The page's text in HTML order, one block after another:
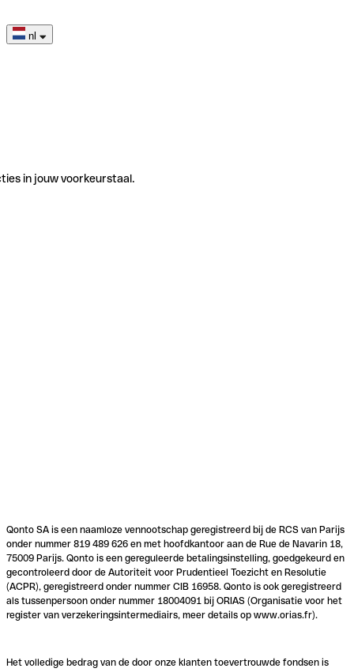
nl
in jouw voorkeurstaal.
Qonto SA is een naamloze vennootschap geregistreerd bij de RCS van Parijs
onder nummer 819 489 626 en met hoofdkantoor aan de Rue de Navarin 18,
75009 Parijs. Qonto is een gereguleerde betalingsinstelling, goedgekeurd en
gecontroleerd door de Autoriteit voor Prudentieel Toezicht en Resolutie
(ACPR), geregistreerd onder nummer CIB 16958. Qonto is ook geregistreerd
als tussenpersoon onder nummer 18004091 bij ORIAS (Organisatie voor het
register van verzekeringsintermediairs, meer details op www.orias.fr).
Het volledige bedrag van de door onze klanten toevertrouwde fondsen is